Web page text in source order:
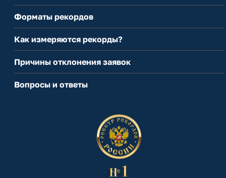
Форматы рекордов
Как измеряются рекорды?
Причины отклонения заявок
Вопросы и ответы